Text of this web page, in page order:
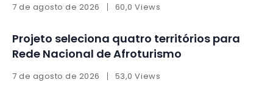
7 de agosto de 2026 60,0 Views
Projeto seleciona quatro territórios para
Rede Nacional de Afroturismo
7 de agosto de 2026 53,0 Views